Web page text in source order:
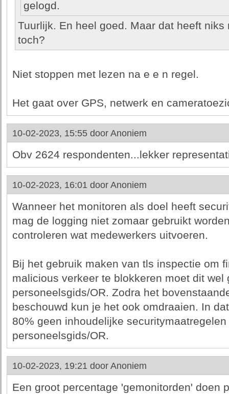
gelogd.
Tuurlijk. En heel goed. Maar dat heeft
toch?
Niet stoppen met lezen na e e n regel.
Het gaat over GPS, netwerk en
10-02-2023, 15:55 door Anoniem
Obv 2624 respondenten...lekker
10-02-2023, 16:01 door Anoniem
Wanneer het monitoren als doel heeft
mag de logging niet zomaar gebruikt
controleren wat medewerkers uitvoeren.
Bij het gebruik maken van tls inspectie om
malicious verkeer te blokkeren moet dit wel
personeelsgids/OR. Zodra het
beschouwd kun je het ook omdraaien. In
80% geen inhoudelijke
personeelsgids/OR.
10-02-2023, 19:21 door Anoniem
Een groot percentage 'gemonitorden' doen